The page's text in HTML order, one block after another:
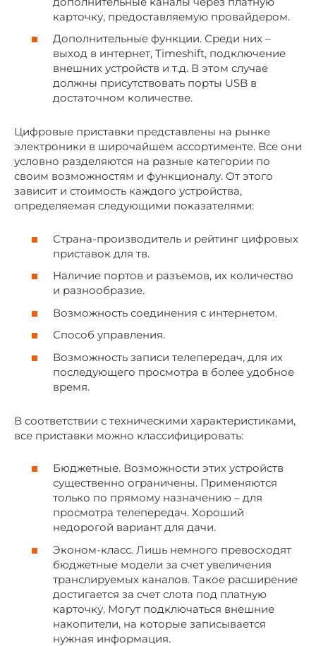
карточку, предоставляемую провайдером.
Дополнительные функции. Среди них –
выход в интернет, Timeshift, подключение
внешних устройств и т.д. В этом случае
должны присутствовать порты USB в
достаточном количестве.
Цифровые приставки представлены на рынке
электроники в широчайшем ассортименте. Все они
условно разделяются на разные категории по
своим возможностям и функционалу. От этого
зависит и стоимость каждого устройства,
определяемая следующими показателями:
Страна-производитель и рейтинг цифровых
приставок для тв.
Наличие портов и разъемов, их количество
и разнообразие.
Возможность соединения с интернетом.
Способ управления.
Возможность записи телепередач, для их
последующего просмотра в более удобное
время.
В соответствии с техническими характеристиками,
все приставки можно классифицировать:
Бюджетные. Возможности этих устройств
существенно ограничены. Применяются
только по прямому назначению – для
просмотра телепередач. Хороший
недорогой вариант для дачи.
Эконом-класс. Лишь немного превосходят
бюджетные модели за счет увеличения
транслируемых каналов. Такое расширение
достигается за счет слота под платную
карточку. Могут подключаться внешние
накопители, на которые записывается
нужная информация.